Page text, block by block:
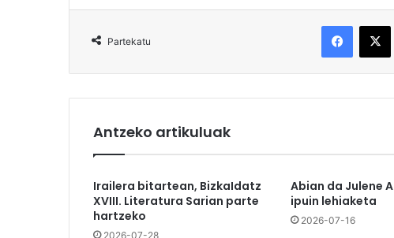
Partekatu
Antzeko artikuluak
Irailera bitartean, BizkaIdatz
XVIII. Literatura Sarian parte
hartzeko
2026-07-28
Abian da Julene
ipuin lehiaketa
2026-07-16